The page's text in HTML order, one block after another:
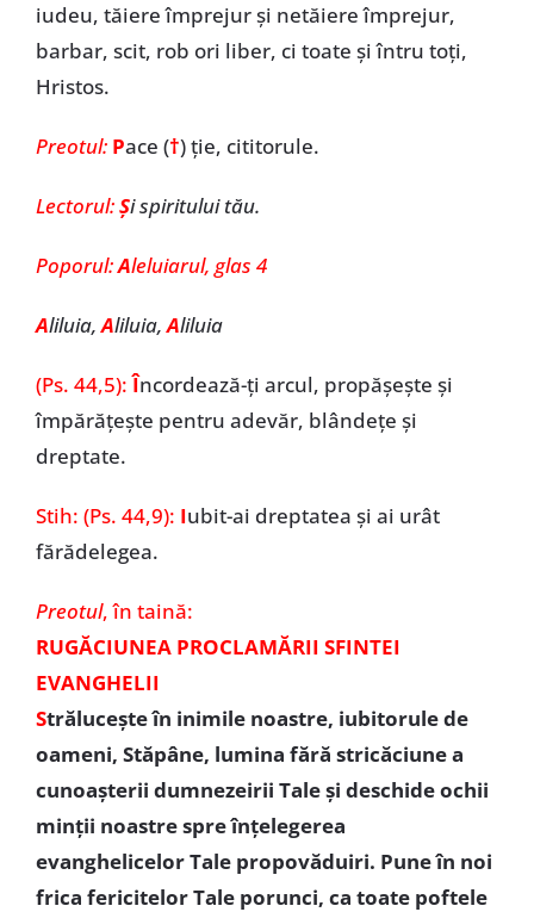
iudeu, tăiere împrejur și netăiere împrejur,
barbar, scit, rob ori liber, ci toate și întru toți,
Hristos.
Preotul: Pace (†)ţie, cititorule.
Lectorul:Şi spiritului tău.
Poporul:Aleluiarul, glas 4
Aliluia,Aliluia,Aliluia
(Ps. 44,5):Încordează-ți arcul, propășește și
împărățește pentru adevăr, blândețe și
dreptate.
Stih: (Ps. 44,9): Iubit-ai dreptatea și ai urât
fărădelegea.
Preotul, în taină:
RUGĂCIUNEA PROCLAMĂRII SFINTEI
EVANGHELII
Străluceşte în inimile noastre, iubitorule de
oameni, Stăpâne, lumina fără stricăciune a
cunoaşterii dumnezeirii Tale şi deschide ochii
minţii noastre spre înţelegerea
evanghelicelor Tale propovăduiri. Pune în noi
frica fericitelor Tale porunci, ca toate poftele